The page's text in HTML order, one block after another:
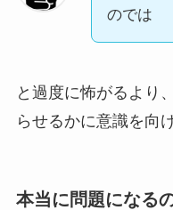
のでは
と過度に怖がるより
らせるかに意識を向
本当に問題になる